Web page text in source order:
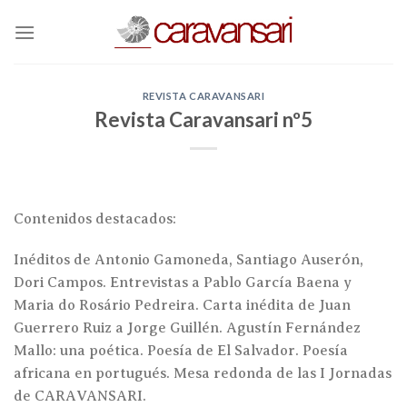
REVISTA CARAVANSARI
Revista Caravansari nº5
Contenidos destacados:
Inéditos de Antonio Gamoneda, Santiago Auserón,
Dori Campos. Entrevistas a Pablo García Baena y
Maria do Rosário Pedreira. Carta inédita de Juan
Guerrero Ruiz a Jorge Guillén. Agustín Fernández
Mallo: una poética. Poesía de El Salvador. Poesía
africana en portugués. Mesa redonda de las I Jornadas
de CARAVANSARI.